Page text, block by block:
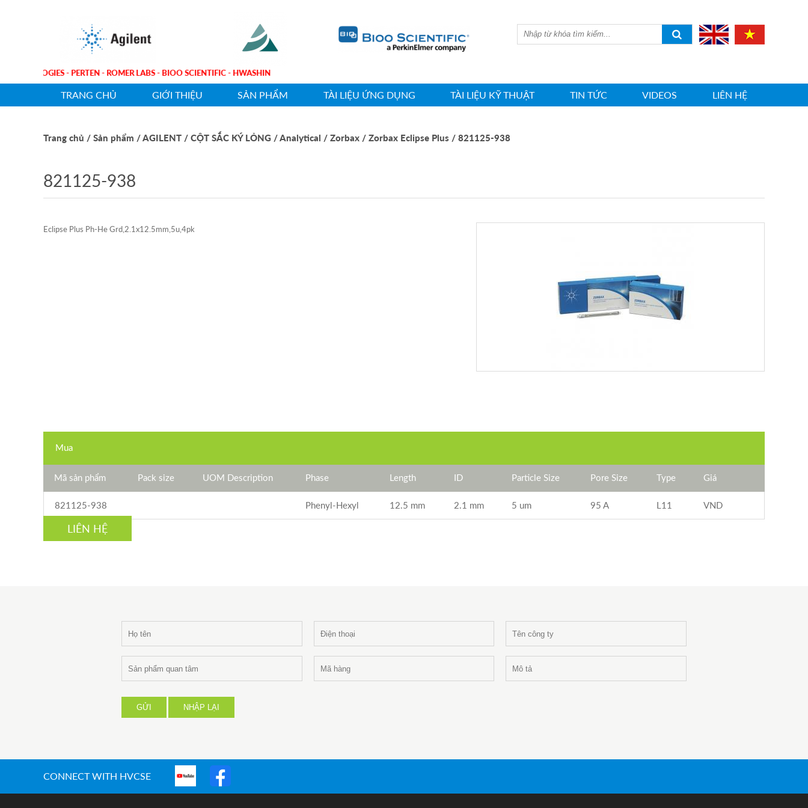
TECHNOLOGIES - PERTEN - ROMER LABS - BIOO SCIENTIFIC - HWASHIN
TRANG CHỦ GIỚI THIỆU SẢN PHẨM TÀI LIỆU ỨNG DỤNG TÀI LIỆU KỸ THUẬT TIN TỨC VIDEOS LIÊN HỆ
Trang chủ / Sản phẩm / AGILENT / CỘT SẮC KÝ LỎNG / Analytical / Zorbax / Zorbax Eclipse Plus / 821125-938
821125-938
Eclipse Plus Ph-He Grd,2.1x12.5mm,5u,4pk
Mua
Mã sản phẩm Pack size UOM Description Phase Length ID Particle Size Pore Size Type Giá
821125-938 Phenyl-Hexyl 12.5 mm 2.1 mm 5 um 95 A L11 VND
LIÊN HỆ
GỬI NHẬP LẠI
CONNECT WITH HVCSE